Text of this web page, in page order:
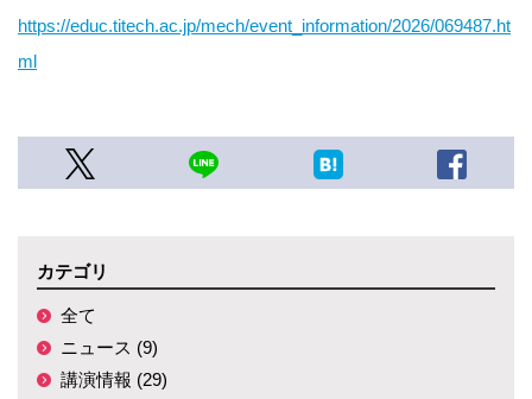
https://educ.titech.ac.jp/mech/event_information/2026/069487.ht
ml
カテゴリ
全て
ニュース (9)
講演情報 (29)